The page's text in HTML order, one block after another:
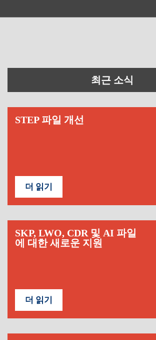
최근 소식
STEP 파일 개선
더 읽기
SKP, LWO, CDR 및 AI 파일
에 대한 새로운 지원
더 읽기